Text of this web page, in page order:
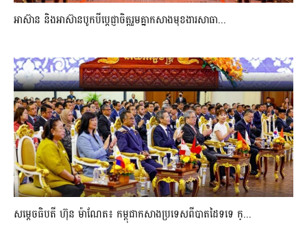
អាស៊ាន និងអាស៊ានបូកបីប្តេជ្ញាចិត្តរួមគ្នាកសាងមុខងារសាធា...
សម្ដេចធិបតី ហ៊ុន ម៉ាណែត៖ កម្ពុជាកសាងប្រទេសពីបាតដៃទទេ ក្...